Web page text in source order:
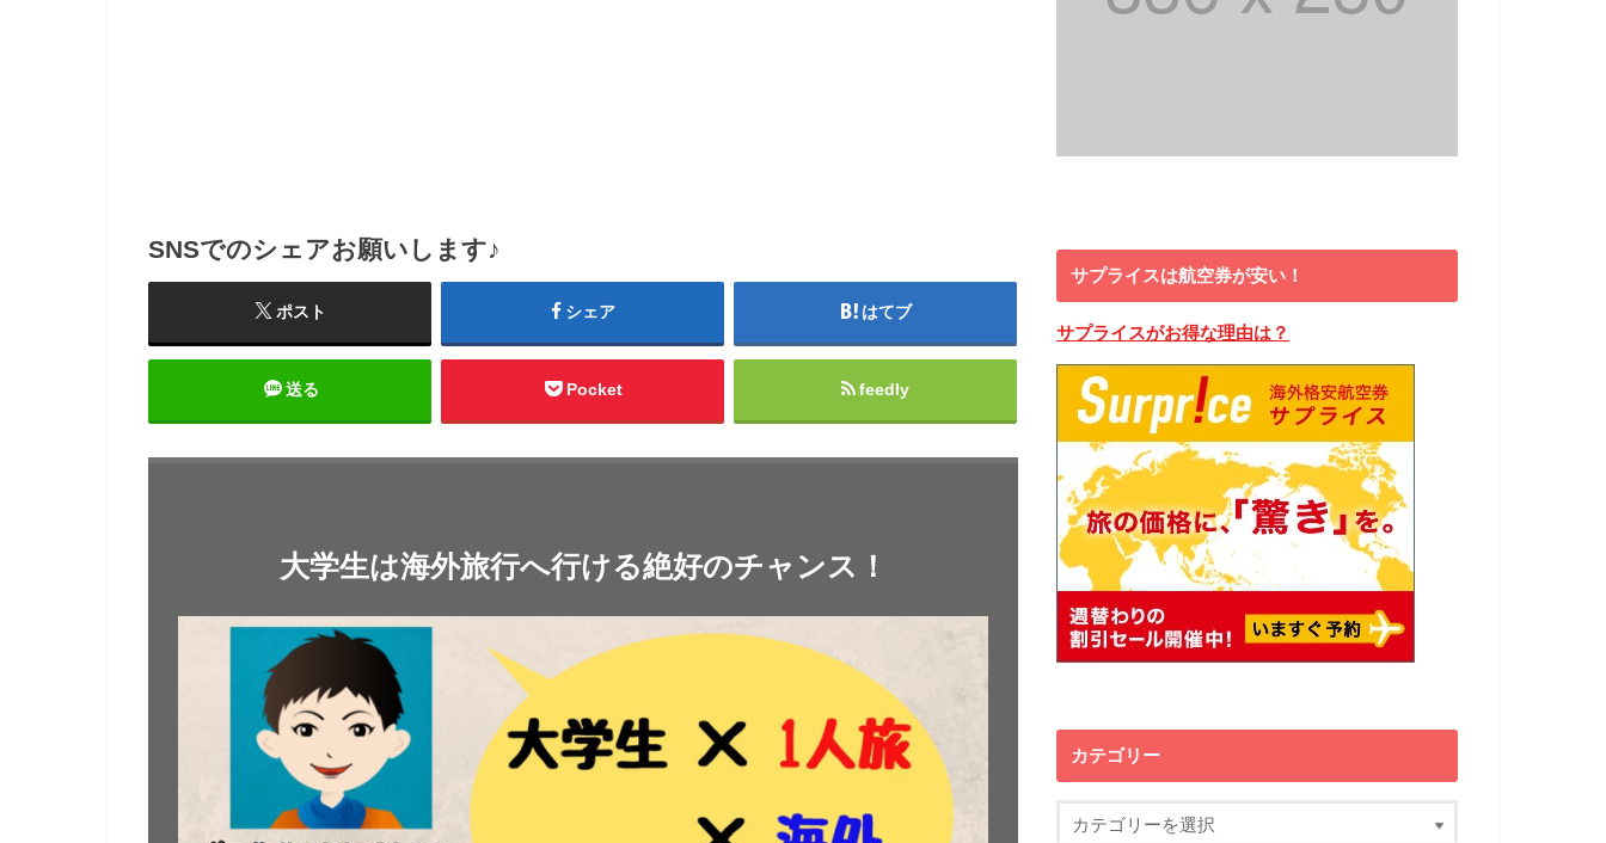
SNSでのシェアお願いします♪
ポスト シェア はてブ
送る Pocket feedly
大学生は海外旅行へ行ける絶好のチャンス！
サプライスは航空券が安い！
サプライスがお得な理由は？
カテゴリー